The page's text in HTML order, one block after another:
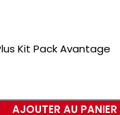
Kit Pack Avantage
AJOUTER AU PANIER